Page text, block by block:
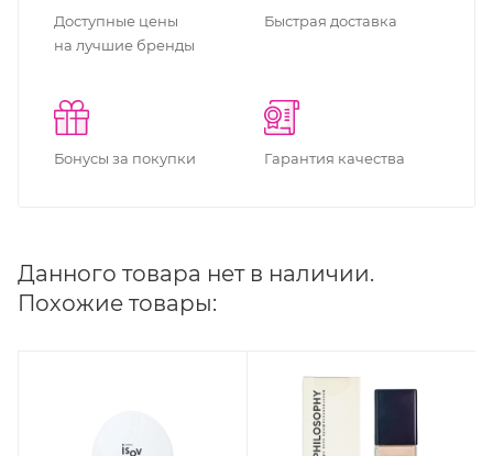
Доступные цены
на лучшие бренды
Быстрая доставка
Бонусы за покупки Гарантия качества
Данного товара нет в наличии.
Похожие товары: